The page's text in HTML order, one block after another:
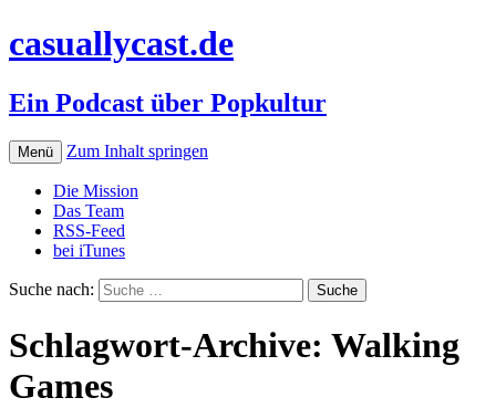
casuallycast.de
Ein Podcast über Popkultur
Menü Zum Inhalt springen
Die Mission
Das Team
RSS-Feed
bei iTunes
Suche nach:
Schlagwort-Archive: Walking
Games